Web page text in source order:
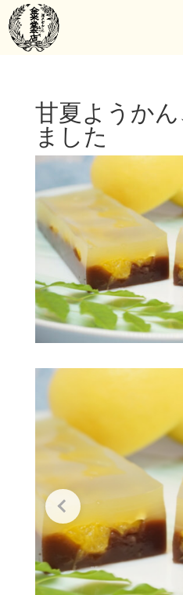
甘夏ようか
ました